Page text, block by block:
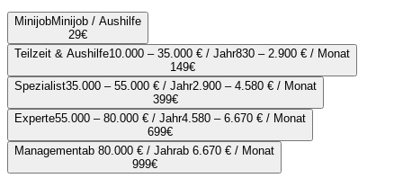
MinijobMinijob / Aushilfe
29€
Teilzeit & Aushilfe10.000 – 35.000 € / Jahr830 – 2.900 € / Monat
149€
Spezialist35.000 – 55.000 € / Jahr2.900 – 4.580 € / Monat
399€
Experte55.000 – 80.000 € / Jahr4.580 – 6.670 € / Monat
699€
Managementab 80.000 € / Jahrab 6.670 € / Monat
999€